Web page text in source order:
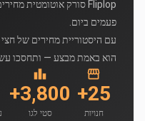
פעמים ביום.
עם היסטוריית מחירים של
הוא באמת מבצע — ותחסכו
25+
חנויות
3,800+
סטי לגו